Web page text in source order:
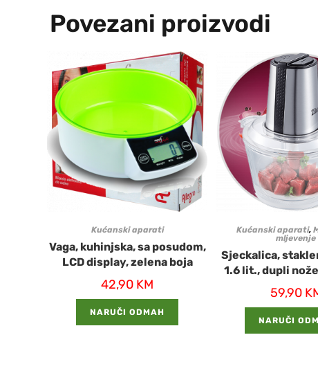
Povezani proizvodi
Kućanski aparati
Vaga, kuhinjska, sa posudom,
LCD display, zelena boja
42,90 KM
NARUČI ODMAH
Kućanski aparati,
mljevenje
Sjeckalica,
1.6 lit., dupli
59,90
NARUČI